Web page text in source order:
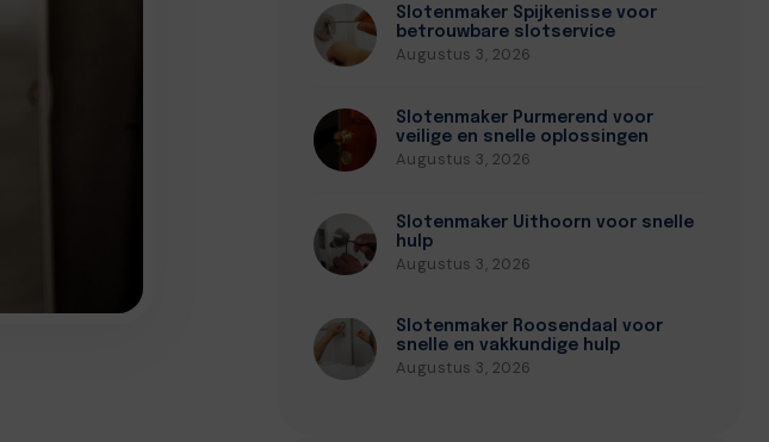
Slotenmaker Spijkenisse voor
betrouwbare slotservice
Augustus 3, 2026
Slotenmaker Purmerend voor
veilige en snelle oplossingen
Augustus 3, 2026
Slotenmaker Uithoorn voor snelle
hulp
Augustus 3, 2026
Slotenmaker Roosendaal voor
snelle en vakkundige hulp
Augustus 3, 2026